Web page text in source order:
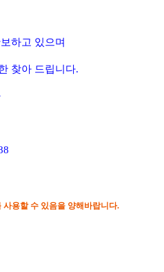
하고 있으며
찾아 드립니다.
용할 수 있음을 양해바랍니다.